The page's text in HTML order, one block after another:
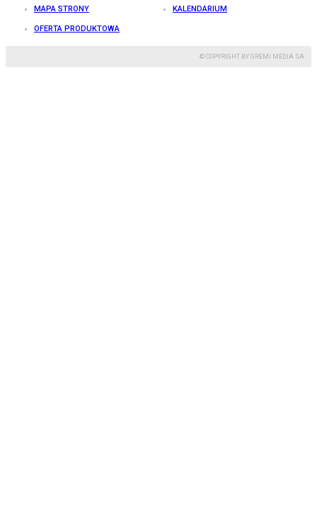
MAPA STRONY KALENDARIUM
OFERTA PRODUKTOWA
© COPYRIGHT BY GREMI MEDIA SA